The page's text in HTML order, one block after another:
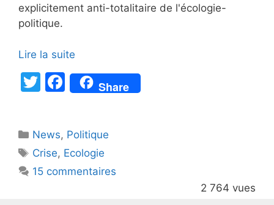
explicitement anti-totalitaire de l'écologie-
politique.
Lire la suite
T
er
F
a
e
b
o
Share
Catégories
News, Politique
Étiquettes
Crise, Ecologie
15 commentaires
2 764 vues